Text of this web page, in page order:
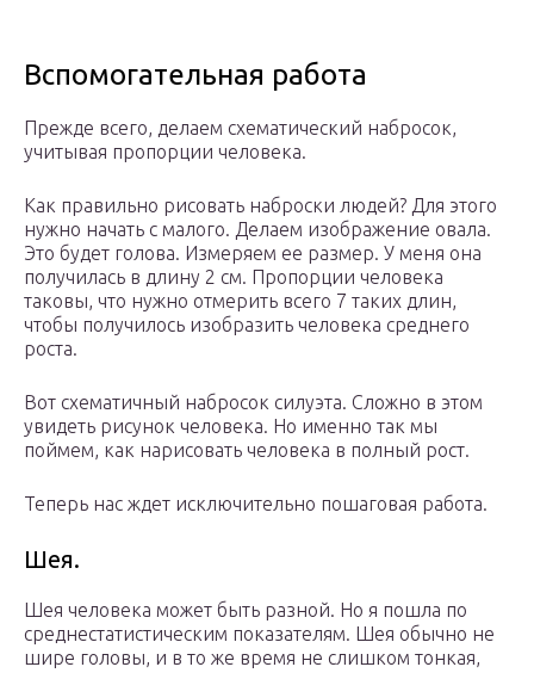
Вспомогательная работа
Прежде всего, делаем схематический набросок,
учитывая пропорции человека.
Как правильно рисовать наброски людей? Для этого
нужно начать с малого. Делаем изображение овала.
Это будет голова. Измеряем ее размер. У меня она
получилась в длину 2 см. Пропорции человека
таковы, что нужно отмерить всего 7 таких длин,
чтобы получилось изобразить человека среднего
роста.
Вот схематичный набросок силуэта. Сложно в этом
увидеть рисунок человека. Но именно так мы
поймем, как нарисовать человека в полный рост.
Теперь нас ждет исключительно пошаговая работа.
Шея.
Шея человека может быть разной. Но я пошла по
среднестатистическим показателям. Шея обычно не
шире головы, и в то же время не слишком тонкая,